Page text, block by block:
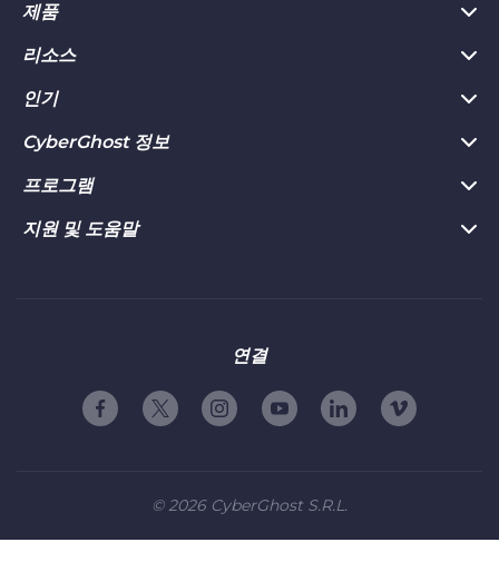
제품
PC용 VPN
Chrome용 VPN
Mac용 VPN
Android용 VPN
Firefox용 VPN
iOS용 VPN
리소스
VPN이란?
개인정보 허브
개인정보 보호 도구
환불 보장 정책
인기
CyberGhost VPN 리뷰
지금 다운로드
웹사이트 차단 해제
CyberGhost 정보
CyberGhost 정보
연락처
프로그램
제휴사
취약점 공개 프로그램
지원 및 도움말
연결
©2026CyberGhost S.R.L.